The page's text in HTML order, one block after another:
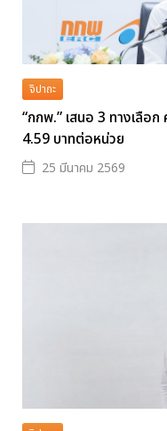
จิปาถะ
“กกพ.” เสนอ 3 ทางเลือ
4.59 บาทต่อหน่วย
25 มีนาคม 2569